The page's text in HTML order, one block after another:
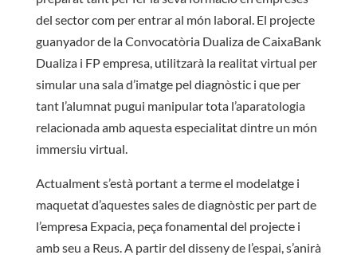
del sector com per entrar al món laboral. El projecte
guanyador de la Convocatòria Dualiza de CaixaBank
Dualiza i FP empresa, utilitzarà la realitat virtual per
simular una sala d’imatge pel diagnòstic i que per
tant l’alumnat pugui manipular tota l’aparatologia
relacionada amb aquesta especialitat dintre un món
immersiu virtual.
Actualment s’està portant a terme el modelatge i
maquetat d’aquestes sales de diagnòstic per part de
l’empresa Expacia, peça fonamental del projecte i
amb seu a Reus. A partir del disseny de l’espai, s’anirà